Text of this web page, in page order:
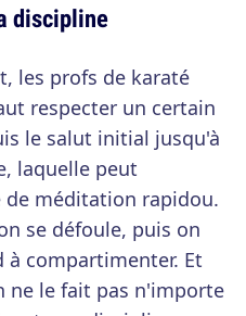
discipline
les profs de karaté
respecter un certain
le salut initial jusqu'à
laquelle peut
de méditation rapidou.
se défoule, puis on
à compartimenter. Et
ne le fait pas n'importe